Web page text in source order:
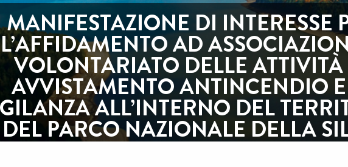
MANIFESTAZIONE DI INTERESSE
L’AFFIDAMENTO AD
VOLONTARIATO DELLE
AVVISTAMENTO ANTINCENDIO
ALL’INTERNO DEL
DEL PARCO NAZIONALE DELLA
PERIODO: LUGLIO –